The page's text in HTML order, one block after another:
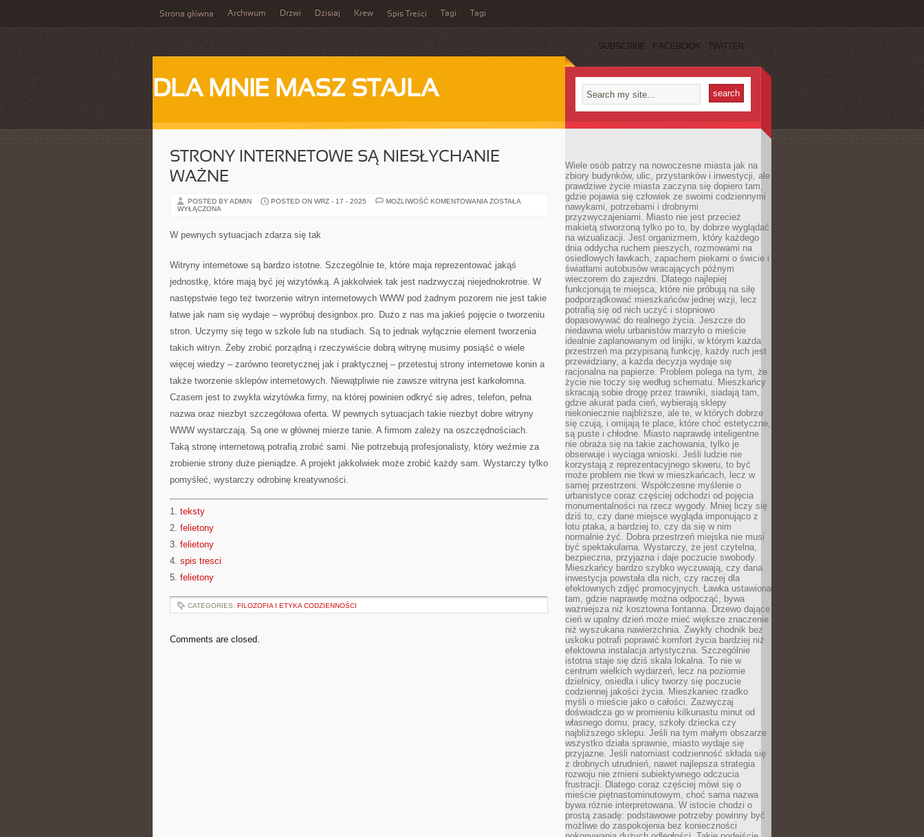
Strona główna Archiwum Drzwi Dzisiaj Krew Spis Treści Tagi Tagi
SUBSCRIBE FACEBOOK TWITTER
DLA MNIE MASZ STAJLA
STRONY INTERNETOWE SĄ NIESŁYCHANIE
WAŻNE
POSTED BY ADMIN POSTED ON WRZ - 17 - 2025 MOŻLIWOŚĆ KOMENTOWANIA STRONY
ZOSTAŁA
WYŁĄCZONA
W pewnych sytuacjach zdarza się tak
Witryny internetowe są bardzo istotne. Szczególnie te, które maja reprezentować jakąś
jednostkę, które mają być jej wizytówką. A jakkolwiek tak jest nadzwyczaj niejednokrotnie. W
następstwie tego też tworzenie witryn internetowych WWW pod żadnym pozorem nie jest takie
łatwe jak nam się wydaje – wypróbuj designbox.pro. Dużo z nas ma jakieś pojęcie o tworzeniu
stron. Uczymy się tego w szkole lub na studiach. Są to jednak wyłącznie element tworzenia
takich witryn. Żeby zrobić porządną i rzeczywiście dobrą witrynę musimy posiąść o wiele
więcej wiedzy – zarówno teoretycznej jak i praktycznej – przetestuj strony internetowe konin a
także tworzenie sklepów internetowych. Niewątpliwie nie zawsze witryna jest karkołomna.
Czasem jest to zwykła wizytówka firmy, na której powinien odkryć się adres, telefon, pełna
nazwa oraz niezbyt szczegółowa oferta. W pewnych sytuacjach takie niezbyt dobre witryny
WWW wystarczają. Są one w głównej mierze tanie. A firmom zależy na oszczędnościach.
Taką stronę internetową potrafią zrobić sami. Nie potrzebują profesjonalisty, który weźmie za
zrobienie strony duże pieniądze. A projekt jakkolwiek może zrobić każdy sam. Wystarczy tylko
pomyśleć, wystarczy odrobinę kreatywności.
1. teksty
2. felietony
3. felietony
4. spis tresci
5. felietony
CATEGORIES: FILOZOFIA I ETYKA CODZIENNOŚCI
Comments are closed.
Wiele osób patrzy na nowoczesne miasta jak na
zbiory budynków, ulic, przystanków i inwestycji, ale
prawdziwe życie miasta zaczyna się dopiero tam,
gdzie pojawia się człowiek ze swoimi codziennymi
nawykami, potrzebami i drobnymi
przyzwyczajeniami. Miasto nie jest przecież
makietą stworzoną tylko po to, by dobrze wyglądać
na wizualizacji. Jest organizmem, który każdego
dnia oddycha ruchem pieszych, rozmowami na
osiedlowych ławkach, zapachem piekarni o świcie i
światłami autobusów wracających późnym
wieczorem do zajezdni. Dlatego najlepiej
funkcjonują te miejsca, które nie próbują na siłę
podporządkować mieszkańców jednej wizji, lecz
potrafią się od nich uczyć i stopniowo
dopasowywać do realnego życia. Jeszcze do
niedawna wielu urbanistów marzyło o mieście
idealnie zaplanowanym od linijki, w którym każda
przestrzeń ma przypisaną funkcję, każdy ruch jest
przewidziany, a każda decyzja wydaje się
racjonalna na papierze. Problem polega na tym, że
życie nie toczy się według schematu. Mieszkańcy
skracają sobie drogę przez trawniki, siadają tam,
gdzie akurat pada cień, wybierają sklepy
niekoniecznie najbliższe, ale te, w których dobrze
się czują, i omijają te place, które choć estetyczne,
są puste i chłodne. Miasto naprawdę inteligentne
nie obraża się na takie zachowania, tylko je
obserwuje i wyciąga wnioski. Jeśli ludzie nie
korzystają z reprezentacyjnego skweru, to być
może problem nie tkwi w mieszkańcach, lecz w
samej przestrzeni. Współczesne myślenie o
urbanistyce coraz częściej odchodzi od pojęcia
monumentalności na rzecz wygody. Mniej liczy się
dziś to, czy dane miejsce wygląda imponująco z
lotu ptaka, a bardziej to, czy da się w nim
normalnie żyć. Dobra przestrzeń miejska nie musi
być spektakularna. Wystarczy, że jest czytelna,
bezpieczna, przyjazna i daje poczucie swobody.
Mieszkańcy bardzo szybko wyczuwają, czy dana
inwestycja powstała dla nich, czy raczej dla
efektownych zdjęć promocyjnych. Ławka ustawiona
tam, gdzie naprawdę można odpocząć, bywa
ważniejsza niż kosztowna fontanna. Drzewo dające
cień w upalny dzień może mieć większe znaczenie
niż wyszukana nawierzchnia. Zwykły chodnik bez
uskoku potrafi poprawić komfort życia bardziej niż
efektowna instalacja artystyczna. Szczególnie
istotna staje się dziś skala lokalna. To nie w
centrum wielkich wydarzeń, lecz na poziomie
dzielnicy, osiedla i ulicy tworzy się poczucie
codziennej jakości życia. Mieszkaniec rzadko
myśli o mieście jako o całości. Zazwyczaj
doświadcza go w promieniu kilkunastu minut od
własnego domu, pracy, szkoły dziecka czy
najbliższego sklepu. Jeśli na tym małym obszarze
wszystko działa sprawnie, miasto wydaje się
przyjazne. Jeśli natomiast codzienność składa się
z drobnych utrudnień, nawet najlepsza strategia
rozwoju nie zmieni subiektywnego odczucia
frustracji. Dlatego coraz częściej mówi się o
mieście piętnastominutowym, choć sama nazwa
bywa różnie interpretowana. W istocie chodzi o
prostą zasadę: podstawowe potrzeby powinny być
możliwe do zaspokojenia bez konieczności